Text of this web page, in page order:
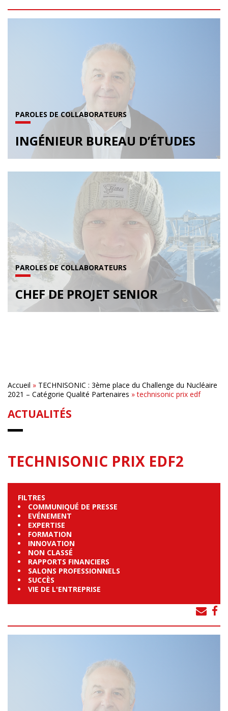
PAROLES DE COLLABORATEURS
INGÉNIEUR BUREAU D’ÉTUDES
PAROLES DE COLLABORATEURS
CHEF DE PROJET SENIOR
Accueil » TECHNISONIC : 3ème place du Challenge du Nucléaire
2021 – Catégorie Qualité Partenaires »technisonic prix edf
ACTUALITÉS
TECHNISONIC PRIX EDF2
FILTRES
COMMUNIQUÉ DE PRESSE
EVÉNEMENT
EXPERTISE
FORMATION
INNOVATION
NON CLASSÉ
RAPPORTS FINANCIERS
SALONS PROFESSIONNELS
SUCCÈS
VIE DE L'ENTREPRISE